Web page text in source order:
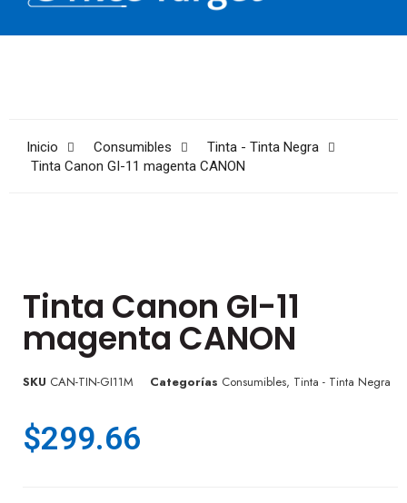
Inicio Consumibles
Tinta - Tinta Negra
Tinta Canon GI-11 magenta CANON
Tinta Canon GI-11
magenta CANON
SKU CAN-TIN-GI11M Categorías Consumibles, Tinta - Tinta Negra
$299.66